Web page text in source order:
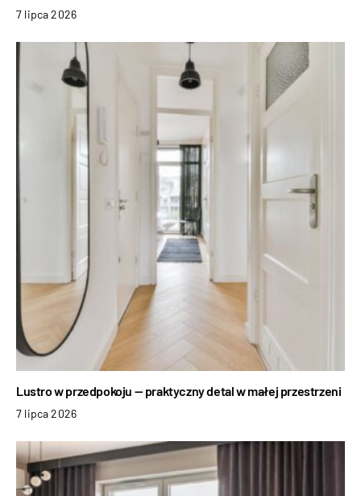
7 lipca 2026
Lustro w przedpokoju — praktyczny detal w małej przestrzeni
7 lipca 2026